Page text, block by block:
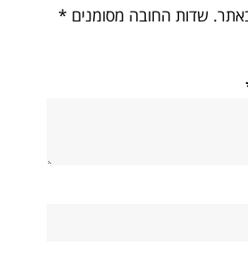
שדות החובה מסומנים *